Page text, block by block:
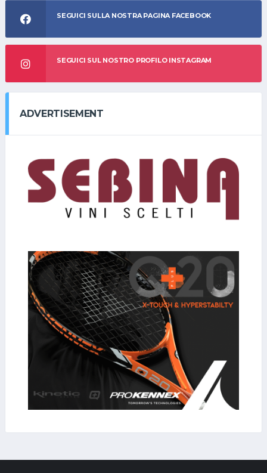
SEGUICI SULLA NOSTRA PAGINA FACEBOOK
SEGUICI SUL NOSTRO PROFILO INSTAGRAM
ADVERTISEMENT